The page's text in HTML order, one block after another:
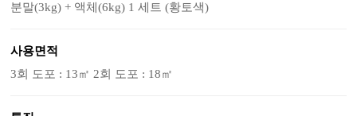
분말(3kg) + 액체(6kg) 1 세트 (황토색)
사용면적
3회 도포 : 13㎡ 2회 도포 : 18㎡